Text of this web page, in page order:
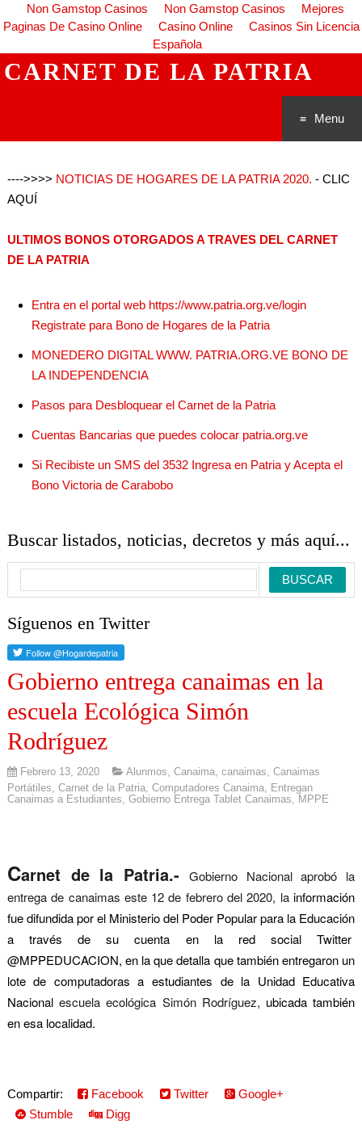
Non Gamstop Casinos Non Gamstop Casinos
Mejores
Paginas De Casino Online
Casino Online
Casinos Sin Licencia
Española
CARNET DE LA PATRIA
Menu
---->>>> NOTICIAS DE HOGARES DE LA PATRIA 2020. - CLIC
AQUÍ
ULTIMOS BONOS OTORGADOS A TRAVES DEL CARNET
DE LA PATRIA
Entra en el portal web https://www.patria.org.ve/login
Registrate para Bono de Hogares de la Patria
MONEDERO DIGITAL WWW. PATRIA.ORG.VE BONO DE
LA INDEPENDENCIA
Pasos para Desbloquear el Carnet de la Patria
Cuentas Bancarias que puedes colocar patria.org.ve
Si Recibiste un SMS del 3532 Ingresa en Patria y Acepta el
Bono Victoria de Carabobo
Buscar listados, noticias, decretos y más aquí...
Síguenos en Twitter
Gobierno entrega canaimas en la
escuela Ecológica Simón
Rodríguez
Febrero 13, 2020 Alunmos Canaima, canaimas Canaimas
Portátiles Carnet de la Patria, Computadores Canaima,
Entregan
Canaimas a Estudiantes Gobierno Entrega Tablet Canaimas MPPE
Carnet de la Patria.-
Gobierno Nacional aprobó la
entrega de canaimas este 12 de febrero del 2020, lainformación
fue difundida por el Ministerio del Poder Popular para la Educación
a través de su cuenta en la red social Twitter
@MPPEDUCACION, en la que detalla que también entregaron un
lote de computadoras a estudiantes de la Unidad Educativa
Nacionalescuela ecológica Simón Rodríguez, ubicada también
en esa localidad.
Compartir: Facebook Twitter
Google+
Stumble
Digg